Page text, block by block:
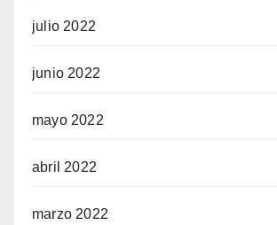
julio 2022
junio 2022
mayo 2022
abril 2022
marzo 2022